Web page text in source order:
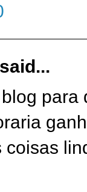
para
coisas